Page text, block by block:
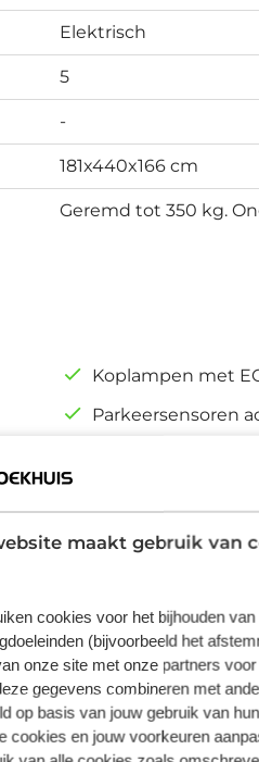
maakt gebruik van
cookies voor het bijhouden
(bijvoorbeeld het
onze site met onze partners
gegevens combineren met
op basis van jouw gebruik van
cookies en jouw voorkeuren
Elektrisch
5
-
181x440x166 cm
Geremd tot 350 kg.
Koplampen met
Parkeersensoren
De volledig elektrische
en geweldige
stil maar ook uitermate
leverbaar is. Tot de
achterbank en
de